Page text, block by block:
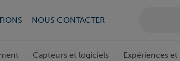
NOUS CONTACTER
Capteurs et logiciels Expériences